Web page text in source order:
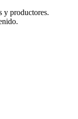
y productores.